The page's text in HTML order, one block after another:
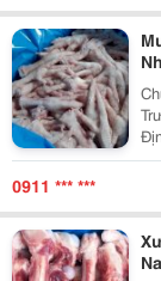
0911 *** ***